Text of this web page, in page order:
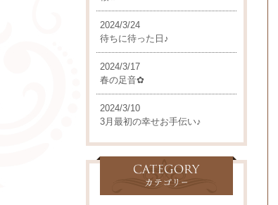
2024/3/24
待ちに待った日♪
2024/3/17
春の足音✿
2024/3/10
3月最初の幸せお手伝い♪